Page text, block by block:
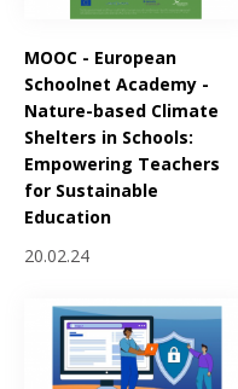
MOOC - European
Schoolnet Academy -
Nature-based Climate
Shelters in Schools:
Empowering Teachers
for Sustainable
Education
20.02.24